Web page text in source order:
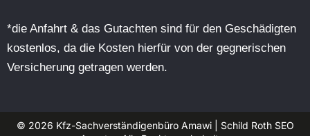
*die Anfahrt & das Gutachten sind für den Geschädigten
kostenlos, da die Kosten hierfür von der gegnerischen
Versicherung getragen werden.
© 2026 Kfz-Sachverständigenbüro Amawi | Schild Roth SEO